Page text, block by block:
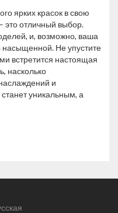
ярких красок в свою
это отличный выбор.
и, возможно, ваша
насыщенной. Не упустите
встретится настоящая
насколько
и
уникальным, а